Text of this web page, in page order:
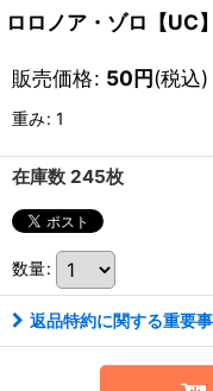
ロロノア・ゾロ【UC
販売価格: 50円(税込)
重み: 1
在庫数 245枚
数量:
返品特約に関する重要